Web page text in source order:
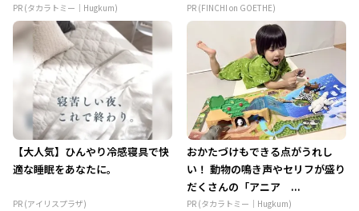
PR (タカラトミー｜Hugkum) PR (FINCHI on GOETHE)
【大人気】ひんやり冷感寝具で快
適な睡眠をあなたに。
PR (アイリスプラザ)
おかたづけもできる点がうれし
い！ 動物の鳴き声やセリフが盛り
だくさんの「アニア ...
PR (タカラトミー｜Hugkum)